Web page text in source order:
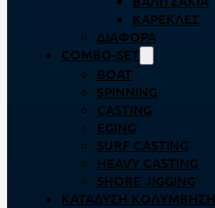
ΚΑΡΈΚΛΕΣ
ΔΙΆΦΟΡΑ
COMBO-SET
BOAT
SPINNING
CASTING
EGING
SURF CASTING
HEAVY CASTING
SHORE JIGGING
ΚΑΤΆΔΥΣΗ ΚΟΛΎΜΒΗΣΗ